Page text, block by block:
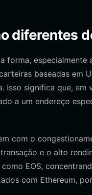
diferentes
forma,
baseadas em
Isso significa que,
a um endereço
com o
e o alto
EOS,
com Ethereum,